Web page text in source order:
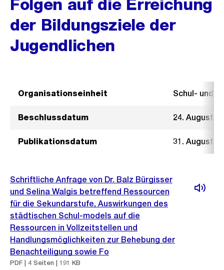
Folgen auf die Erreichung
der Bildungsziele der
Jugendlichen
Organisationseinheit Schul- und
Beschlussdatum 24. August
Publikationsdatum 31. August
Schriftliche Anfrage von Dr. Balz Bürgisser
und Selina Walgis betreffend Ressourcen
für die Sekundarstufe, Auswirkungen des
städtischen Schul-models auf die
Ressourcen in Vollzeitstellen und
Handlungsmöglichkeiten zur Behebung der
Benachteiligung sowie Fo
PDF | 4 Seiten | 191 KB